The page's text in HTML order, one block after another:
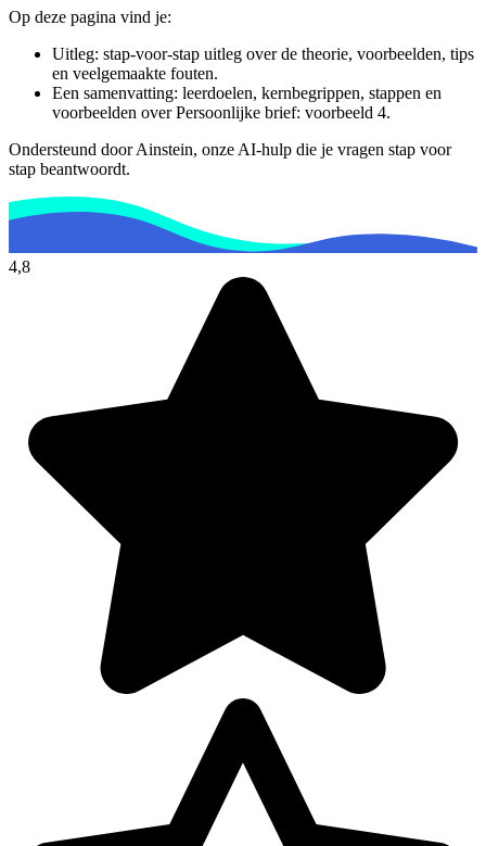
De docent is te langdradig
De uitleg gaat te langzaam
De uitleg gaat te snel
Afspelen werkte niet
Iets anders
Op deze pagina vind je:
Uitleg: stap-voor-stap uitleg over de theorie, voorbeelden, tips
en veelgemaakte fouten.
Een samenvatting: leerdoelen, kernbegrippen, stappen en
voorbeelden overPersoonlijke brief: voorbeeld 4.
Ondersteund door Ainstein, onze AI-hulp die je vragen stap voor
stap beantwoordt.
4,8